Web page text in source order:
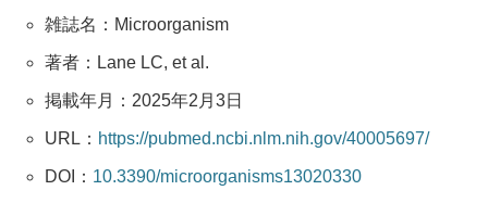
雑誌名：Microorganism
著者：Lane LC, et al.
掲載年月：2025年2月3日
URL： https://pubmed.ncbi.nlm.nih.gov/40005697/
DOI： 10.3390/microorganisms13020330